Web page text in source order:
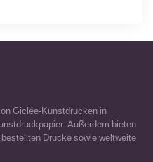
Giclée-Kunstdrucken in
Außerdem bieten
Drucke sowie weltweite